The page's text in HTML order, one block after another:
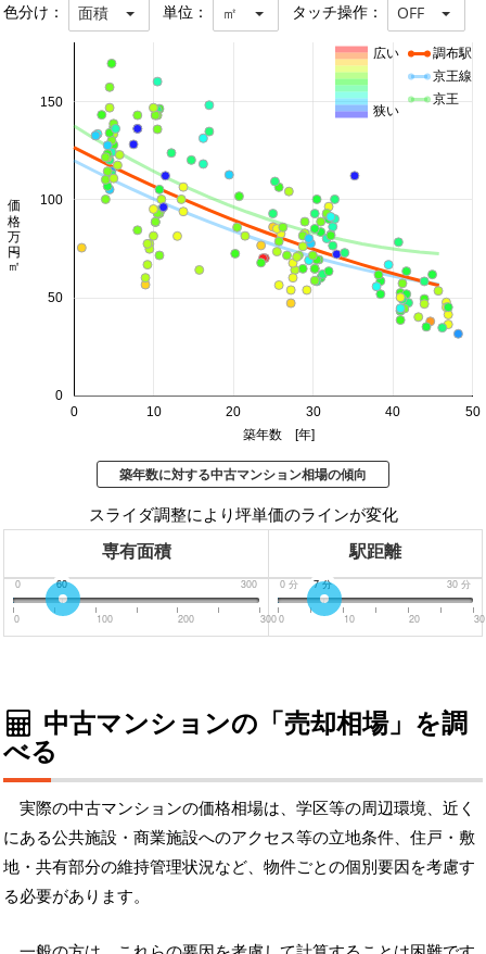
色分け： 面積 単位： ㎡ タッチ操作： OFF
0 10 20 30 40 50
0
50
100
150
築年数 [年]
価格 万円/㎡
調布駅
京王線
京王
広い
狭い
築年数に対する中古マンション相場の傾向
スライダ調整により坪単価のラインが変化
専有面積 駅距離
0 300
60
0 100 200 300
0 分 30 分
7分
0 10 20 30
中古マンションの「売却相場」を調
べる
実際の中古マンションの価格相場は、学区等の周辺環境、近く
にある公共施設・商業施設へのアクセス等の立地条件、住戸・敷
地・共有部分の維持管理状況など、物件ごとの個別要因を考慮す
る必要があります。